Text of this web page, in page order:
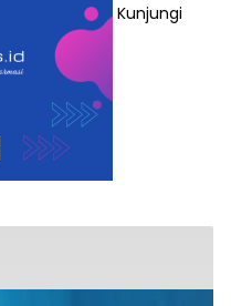
Kunjungi